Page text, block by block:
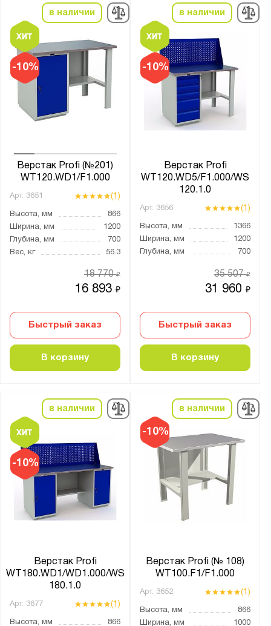
-10%
в наличии
Верстак Profi (№201)
WT120.WD1/F1.000
Арт. 3651 (1)
Высота, мм
866
Ширина, мм
1200
Глубина, мм
700
Вес, кг
56.3
16 893₽
18 770₽
Быстрый заказ
В корзину
-10%
в наличии
Верстак Profi
WT120.WD5/F1.000/WS
120.1.0
Арт. 3656 (1)
Высота, мм
1366
Ширина, мм
1200
Глубина, мм
700
31 960₽
35 507₽
Быстрый заказ
В корзину
-10%
в наличии
Верстак Profi
WT180.WD1/WD1.000/WS
180.1.0
Арт. 3677 (1)
Высота, мм
866
-10%
в наличии
Верстак Profi (№ 108)
WT100.F1/F1.000
Арт. 3652 (1)
Высота, мм
866
Ширина, мм
1000
Высота, мм:
от до
Ширина, мм:
до
от до
Экран:
1 экран
1 экран и крепление для светильника
2 экрана и крепление для светильника
Без экрана
порошковое
Количество полок, шт.:
Количество выдвижных ящиков, шт.:
2
3
5
6
10
Нагрузка на полку, кг:
от до